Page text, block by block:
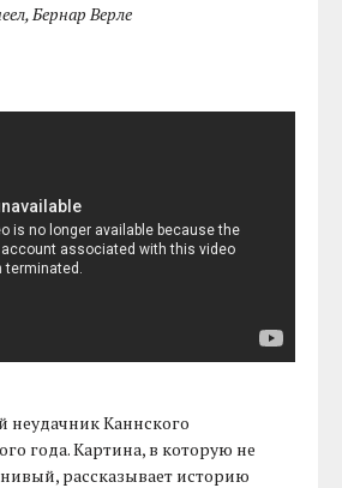
Бернар Верле
неудачник Каннского
года. Картина, в которую не
рассказывает историю